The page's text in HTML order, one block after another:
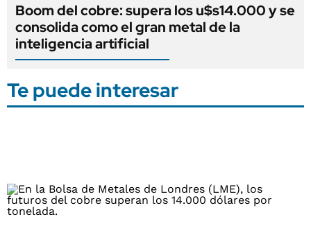
Boom del cobre: supera los u$s14.000 y se
consolida como el gran metal de la
inteligencia artificial
Te puede interesar